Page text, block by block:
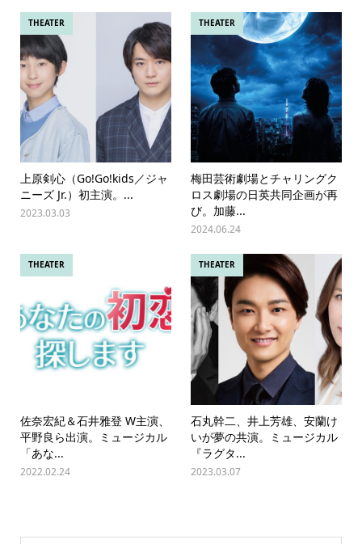
THEATER
上原剣心（Go!Go!kids／ジャ
ニーズ Jr.）初主演。...
2023.03.03
THEATER
梅田芸術劇場とチャリングク
ロス劇場の日英共同企画が再
び。加藤...
2024.06.24
THEATER
佐奈宏紀＆石井雅登 W主演、
平野良ら出演。ミュージカル
「あな...
2022.02.24
THEATER
石丸幹二、井上芳雄、安蘭け
いが夢の共演。ミュージカル
『ラグタ...
2023.03.07